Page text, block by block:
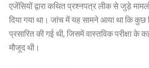
एजेंसियों द्वारा कथित प्रश्नपत्र लीक से जुड़े मामलों
दिया गया था। जांच में यह सामने आया था कि कुछ
प्रसारित की गई थी, जिसमें वास्तविक परीक्षा के
मौजूद थी।